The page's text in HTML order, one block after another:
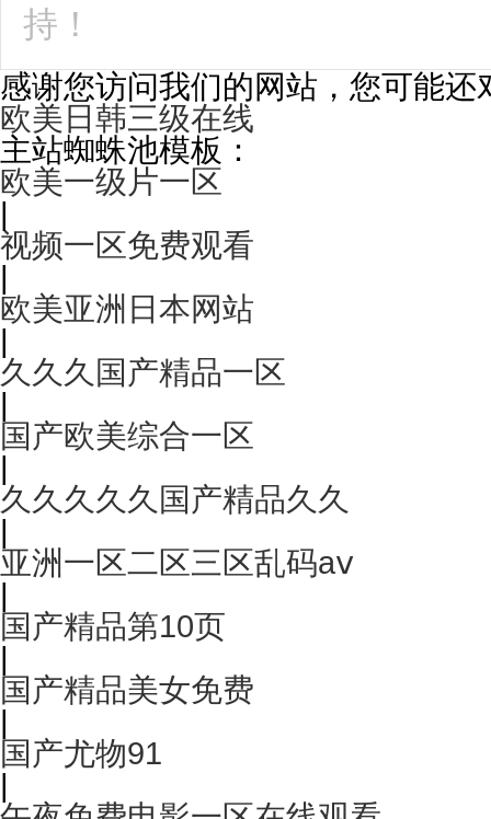
持！
感谢您访问我们的网站，您可能还
欧美日韩三级在线
主站蜘蛛池模板：
欧美一级片一区
|
视频一区免费观看
|
欧美亚洲日本网站
|
久久久国产精品一区
|
国产欧美综合一区
|
久久久久久国产精品久久
|
亚洲一区二区三区乱码aⅴ
|
国产精品第10页
|
国产精品美女免费
|
国产尤物91
|